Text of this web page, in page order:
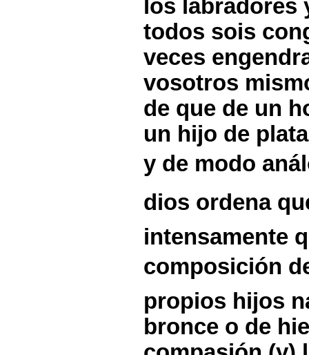
los labradores
todos sois
veces
vosotros
de que de un
un hijo de
y de modo
dios ordena
intensamente
composición
propios hijos
bronce o de